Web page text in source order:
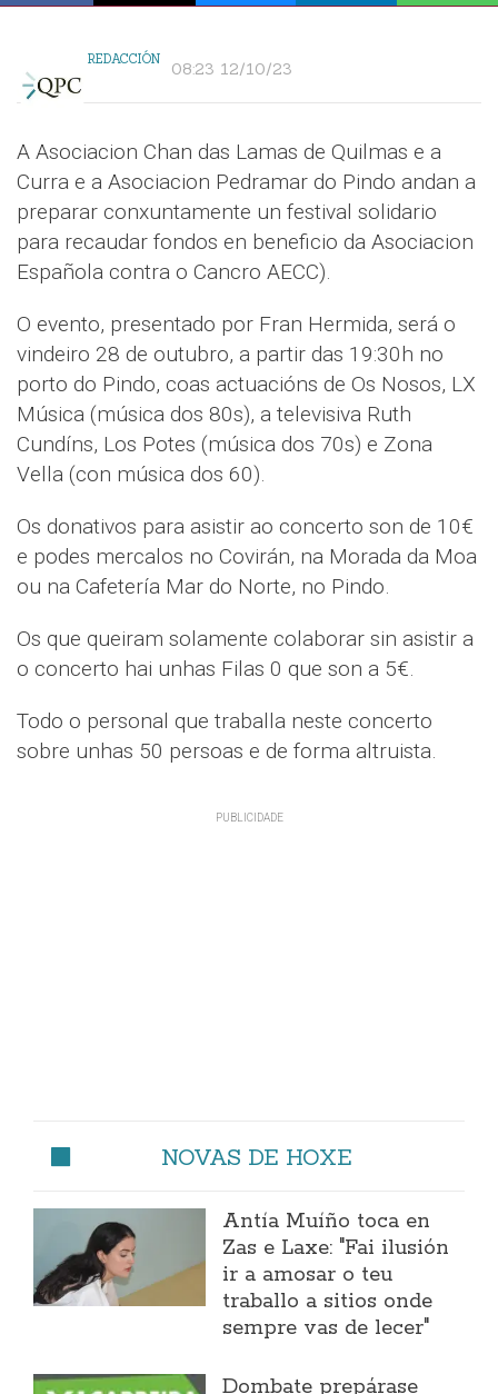
REDACCIÓN 08:23 12/10/23
A Asociacion Chan das Lamas de Quilmas e a
Curra e a Asociacion Pedramar do Pindo andan a
preparar conxuntamente un festival solidario
para recaudar fondos en beneficio da Asociacion
Española contra o Cancro AECC).
O evento, presentado por Fran Hermida, será o
vindeiro 28 de outubro, a partir das 19:30h no
porto do Pindo, coas actuacións de Os Nosos, LX
Música (música dos 80s), a televisiva Ruth
Cundíns, Los Potes (música dos 70s) e Zona
Vella (con música dos 60).
Os donativos para asistir ao concerto son de 10€
e podes mercalos no Covirán, na Morada da Moa
ou na Cafetería Mar do Norte, no Pindo.
Os que queiram solamente colaborar sin asistir a
o concerto hai unhas Filas 0 que son a 5€.
Todo o personal que traballa neste concerto
sobre unhas 50 persoas e de forma altruista.
NOVAS DE HOXE
Antía Muíño toca en
Zas e Laxe: "Fai ilusión
ir a amosar o teu
traballo a sitios onde
sempre vas de lecer"
Dombate prepárase